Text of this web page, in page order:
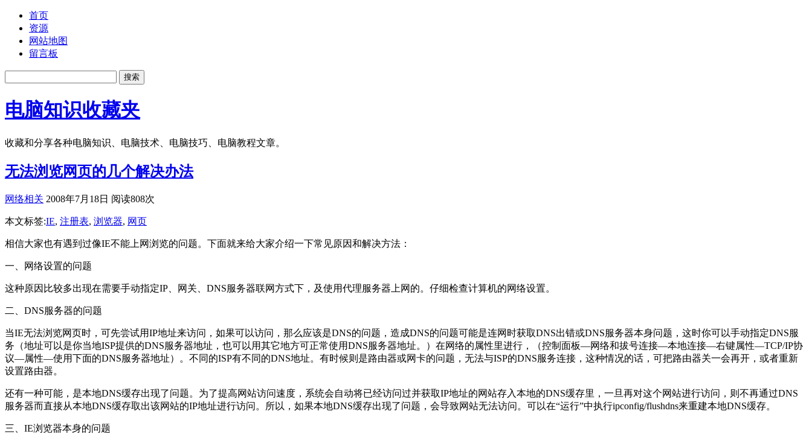
首页
资源
网站地图
留言板
电脑知识收藏夹
收藏和分享各种电脑知识、电脑技术、电脑技巧、电脑教程文章。
无法浏览网页的几个解决办法
网络相关 2008年7月18日 阅读808次
本文标签:IE, 注册表, 浏览器, 网页
相信大家也有遇到过像IE不能上网浏览的问题。下面就来给大家介绍一下常见原因和解决方法：
一、网络设置的问题
这种原因比较多出现在需要手动指定IP、网关、DNS服务器联网方式下，及使用代理服务器上网的。仔细检查计算机的网络设置。
二、DNS服务器的问题
当IE无法浏览网页时，可先尝试用IP地址来访问，如果可以访问，那么应该是DNS的问题，造成DNS的问题可能是连网时获取DNS出错或DNS服务器本身问题，这时你可以手动指定DNS服
务（地址可以是你当地ISP提供的DNS服务器地址，也可以用其它地方可正常使用DNS服务器地址。）在网络的属性里进行，（控制面板—网络和拔号连接—本地连接—右键属性—TCP/IP协
议—属性—使用下面的DNS服务器地址）。不同的ISP有不同的DNS地址。有时候则是路由器或网卡的问题，无法与ISP的DNS服务连接，这种情况的话，可把路由器关一会再开，或者重新
设置路由器。
还有一种可能，是本地DNS缓存出现了问题。为了提高网站访问速度，系统会自动将已经访问过并获取IP地址的网站存入本地的DNS缓存里，一旦再对这个网站进行访问，则不再通过DNS
服务器而直接从本地DNS缓存取出该网站的IP地址进行访问。所以，如果本地DNS缓存出现了问题，会导致网站无法访问。可以在“运行”中执行ipconfig/flushdns来重建本地DNS缓存。
三、IE浏览器本身的问题